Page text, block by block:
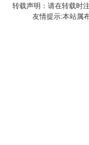
转载声明：请在转载时
友情提示:本站属